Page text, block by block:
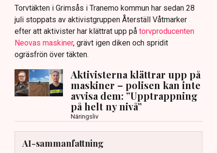
Torvtäkten i Grimsås i Tranemo kommun har sedan 28
juli stoppats av aktivistgruppen Återställ Våtmarker
efter att aktivister har klättrat upp på torvproducenten
Neovas maskiner, grävt igen diken och spridit
ogräsfrön över täkten.
Aktivisterna klättrar upp på
maskiner – polisen kan inte
avvisa dem: ”Upptrappning
på helt ny nivå”
Näringsliv
AI-sammanfattning